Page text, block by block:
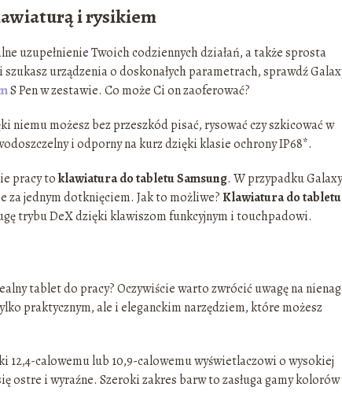
i rysikiem
uzupełnienie Twoich codziennych działań, a także sprosta
urządzenia o doskonałych parametrach, sprawdź
S Pen w zestawie. Co może Ci on zaoferować?
niemu możesz bez przeszkód pisać, rysować czy szkicować w
i odporny na kurz dzięki klasie ochrony IP68*.
pracy toklawiatura do tabletu Samsung. W przypadku
za jednym dotknięciem. Jak to możliwe?Klawiatura do tabletu
trybu DeX dzięki klawiszom funkcyjnym i touchpadowi.
tablet do pracy? Oczywiście warto zwrócić uwagę na
praktycznym, ale i eleganckim narzędziem, które możesz
calowemu lub 10,9-calowemu wyświetlaczowi o wysokiej
ostre i wyraźne. Szeroki zakres barw to zasługa gamy kolorów